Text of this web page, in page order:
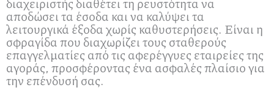
αποδώσει τα έσοδα και να καλύψει τα
λειτουργικά έξοδα χωρίς καθυστερήσεις. Είναι η
σφραγίδα που διαχωρίζει τους σταθερούς
επαγγελματίες από τις αφερέγγυες εταιρείες της
αγοράς, προσφέροντας ένα ασφαλές πλαίσιο για
την επένδυσή σας.